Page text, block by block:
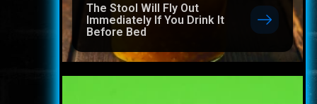
The Stool Will Fly Out
Immediately If You Drink It
Before Bed